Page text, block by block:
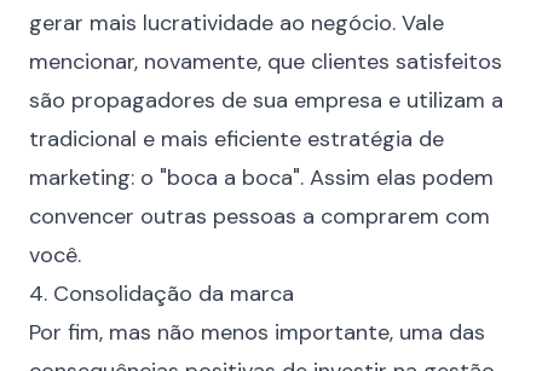
gerar mais lucratividade ao negócio. Vale
mencionar, novamente, que clientes satisfeitos
são propagadores de sua empresa e utilizam a
tradicional e mais eficiente estratégia de
marketing: o "boca a boca". Assim elas podem
convencer outras pessoas a comprarem com
você.
4. Consolidação da marca
Por fim, mas não menos importante, uma das